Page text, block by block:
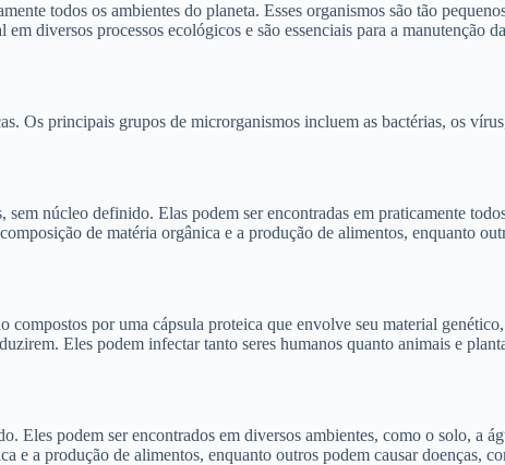
todos os ambientes do planeta. Esses organismos são tão
diversos processos ecológicos e são essenciais para a manutenção
Os principais grupos de microrganismos incluem as bactérias, os
núcleo definido. Elas podem ser encontradas em praticamente
de matéria orgânica e a produção de alimentos, enquanto
compostos por uma cápsula proteica que envolve seu material
Eles podem infectar tanto seres humanos quanto animais e
Eles podem ser encontrados em diversos ambientes, como o solo, a
e a produção de alimentos, enquanto outros podem causar doenças,